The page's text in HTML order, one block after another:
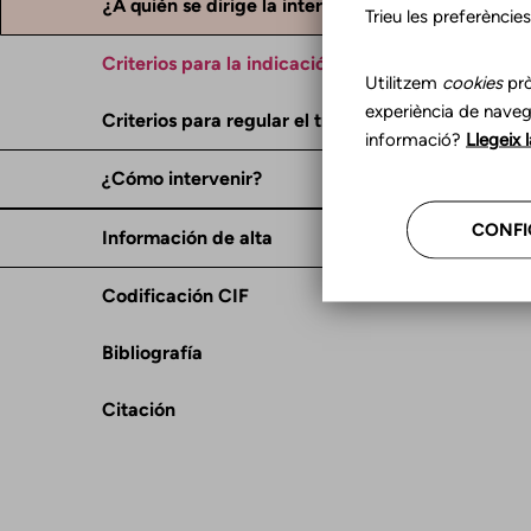
¿A quién se dirige la intervención?
Criterios para la indicación del tratamiento
Criterios para regular el tratamiento
¿Cómo intervenir?
Información de alta
Codificación CIF
Bibliografía
Citación
Trieu les
Utilitzem cookies
experiència de
informació? Llegeix